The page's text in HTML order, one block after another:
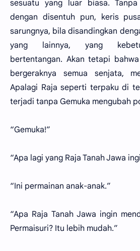
sesuatu yang luar biasa.
dengan disentuh pun, keris
sarungnya, bila disandingkan
yang lainnya, yang
bertentangan. Akan tetapi
bergeraknya semua senjata,
Apalagi Raja seperti terpaku di
terjadi tanpa Gemuka mengubah
“Gemuka!”
“Apa lagi yang Raja Tanah Jawa
“Ini permainan anak-anak.”
“Apa Raja Tanah Jawa ingin
Permaisuri? Itu lebih mudah.”